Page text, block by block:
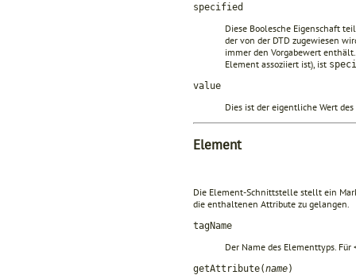
specified
Diese Boolesche Eigenschaft
der von der DTD zugewiesen
immer den Vorgabewert
Element assoziiert ist), ist
value
Dies ist der eigentliche Wert
Element
Die Element-Schnittstelle stellt ein
die enthaltenen Attribute zu gelangen.
tagName
Der Name des Elementtyps. Für
getAttribute(name)